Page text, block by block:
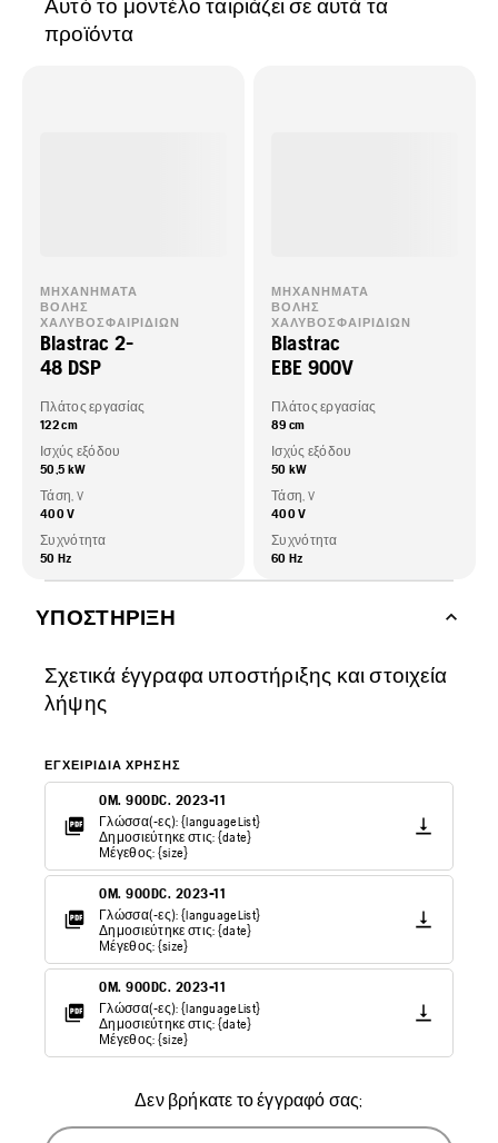
Αυτό το μοντέλο ταιριάζει σε αυτά τα
προϊόντα
ΜΗΧΑΝΉΜΑΤΑ
ΒΟΛΉΣ
ΧΑΛΥΒΟΣΦΑΙΡΙΔΊΩΝ
Blastrac 2-
48 DSP
Πλάτος εργασίας
122 cm
Ισχύς εξόδου
50,5 kW
Τάση, V
400 V
Συχνότητα
50 Hz
ΜΗΧΑΝΉΜΑΤΑ
ΒΟΛΉΣ
ΧΑΛΥΒΟΣΦΑΙΡΙΔΊΩΝ
Blastrac
EBE 900V
Πλάτος εργασίας
89 cm
Ισχύς εξόδου
50 kW
Τάση, V
400 V
Συχνότητα
60 Hz
ΥΠΟΣΤΉΡΙΞΗ
Σχετικά έγγραφα υποστήριξης και στοιχεία
λήψης
ΕΓΧΕΙΡΊΔΙΑ ΧΡΉΣΗΣ
OM. 900DC. 2023-11
Γλώσσα(-ες): {languageList}
Δημοσιεύτηκε στις: {date}
Μέγεθος: {size}
OM. 900DC. 2023-11
Γλώσσα(-ες): {languageList}
Δημοσιεύτηκε στις: {date}
Μέγεθος: {size}
OM. 900DC. 2023-11
Γλώσσα(-ες): {languageList}
Δημοσιεύτηκε στις: {date}
Μέγεθος: {size}
Δεν βρήκατε το έγγραφό σας;